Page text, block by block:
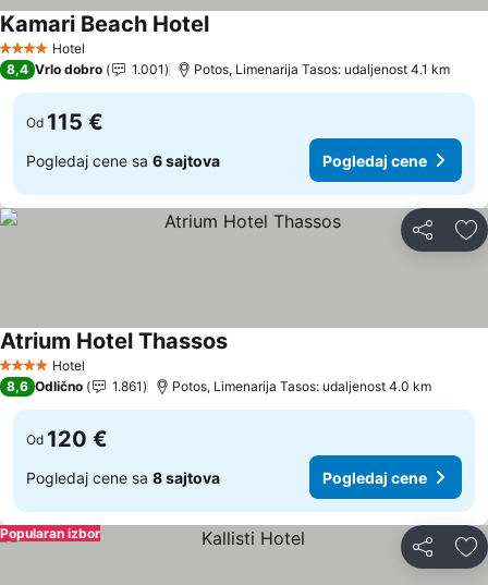
4 ZvezdiceHotel
Kamari Beach HotelPogledaj cene
8,4 Vrlo dobro 1.001 Potos, Limenarija Tasos: udaljenost 4.1 km
Od 115 €
Pogledaj cene sa 6 sajtova Pogledaj cene
Deli
4 ZvezdiceHotel
Atrium Hotel ThassosPogledaj cene
8,6 Odlično 1.861 Potos, Limenarija Tasos: udaljenost 4.0 km
Od 120 €
Pogledaj cene sa 8 sajtova Pogledaj cene
Deli
Popularan izbor